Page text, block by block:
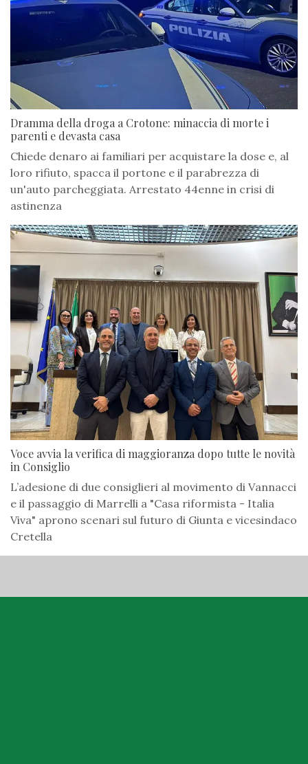
Dramma della droga a Crotone: minaccia di morte i
parenti e devasta casa
Chiede denaro ai familiari per acquistare la dose e, al
loro rifiuto, spacca il portone e il parabrezza di
un'auto parcheggiata. Arrestato 44enne in crisi di
astinenza
Voce avvia la verifica di maggioranza dopo tutte le novità
in Consiglio
L’adesione di due consiglieri al movimento di Vannacci
e il passaggio di Marrelli a "Casa riformista - Italia
Viva" aprono scenari sul futuro di Giunta e vicesindaco
Cretella